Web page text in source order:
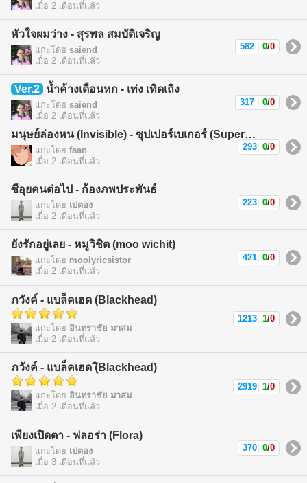
เมื่อ 2 เดือนที่แล้ว
หัวใจผมว่าง - สุรพล สมบัติเจริญ
แกะโดย saiend
เมื่อ 2 เดือนที่แล้ว
582 0/0
Ver.2 น้ำค้างเดือนหก - เท่ง เทิดเถิง
แกะโดย saiend
เมื่อ 2 เดือนที่แล้ว
317 0/0
มนุษย์ล่องหน (Invisible) - ซุปเปอร์เบเกอร์ (Superbaker)
แกะโดย faan
เมื่อ 2 เดือนที่แล้ว
293 0/0
ซีอุยคนต่อไป - ก้องภพประพันธ์
แกะโดย เปตอง
เมื่อ 2 เดือนที่แล้ว
223 0/0
ยังรักอยู่เลย - หมูวิชิต (moo wichit)
แกะโดย moolyricsistor
เมื่อ 2 เดือนที่แล้ว
421 0/0
ภวังค์ - แบล็คเฮด (Blackhead)
แกะโดย อินทราชัย มาสม
เมื่อ 2 เดือนที่แล้ว
1213 1/0
ภวังค์ - แบล็คเฮด (ฺิBlackhead)
แกะโดย อินทราชัย มาสม
เมื่อ 2 เดือนที่แล้ว
2919 1/0
เพียงเปิดตา - ฟลอร่า (Flora)
แกะโดย เปตอง
เมื่อ 3 เดือนที่แล้ว
370 0/0